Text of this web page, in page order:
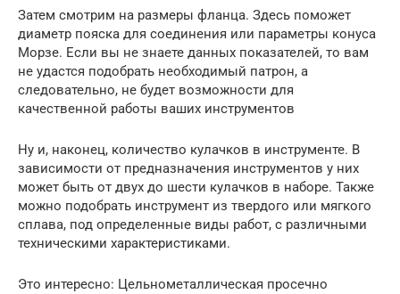
Затем смотрим на размеры фланца. Здесь поможет
диаметр пояска для соединения или параметры конуса
Морзе. Если вы не знаете данных показателей, то вам
не удастся подобрать необходимый патрон, а
следовательно, не будет возможности для
качественной работы ваших инструментов
Ну и, наконец, количество кулачков в инструменте. В
зависимости от предназначения инструментов у них
может быть от двух до шести кулачков в наборе. Также
можно подобрать инструмент из твердого или мягкого
сплава, под определенные виды работ, с различными
техническими характеристиками.
Это интересно: Цельнометаллическая просечно